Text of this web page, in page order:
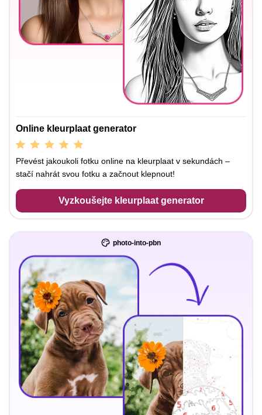
Online kleurplaat generator
Převést jakoukoli fotku online na kleurplaat v sekundách –
stačí nahrát svou fotku a začnout klepnout!
Vyzkoušejte kleurplaat generator
photo-into-pbn